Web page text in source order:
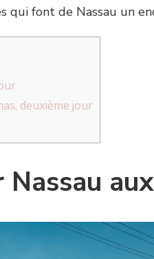
qui font de Nassau un
deuxième jour